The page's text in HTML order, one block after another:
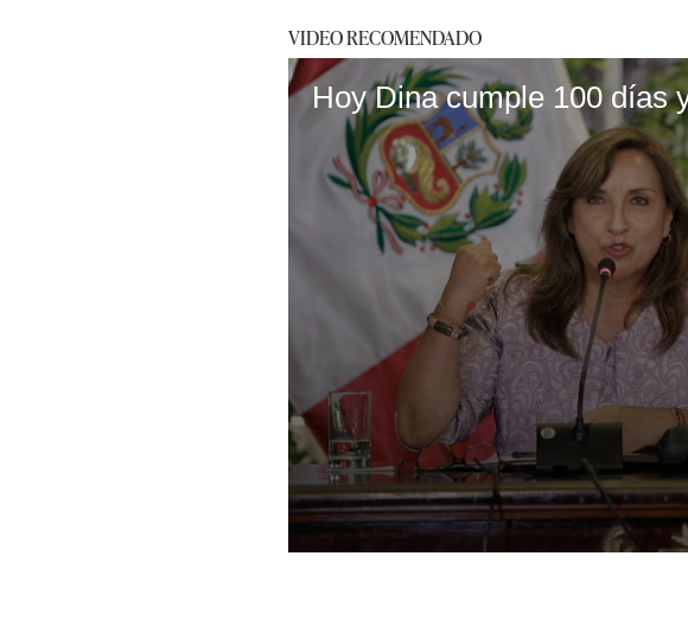
VIDEO RECOMENDADO